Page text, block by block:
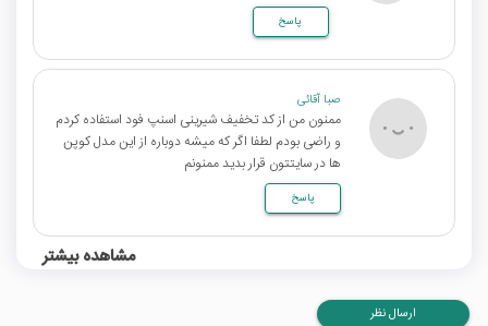
پاسخ
صبا آقائی
ممنون من از کد تخفیف شیرینی اسنپ فود استفاده کردم
و راضی بودم لطفا اگر که میشه دوباره از این مدل کوپن
ها در سایتتون قرار بدید ممنونم
پاسخ
مشاهده بیشتر
ارسال نظر